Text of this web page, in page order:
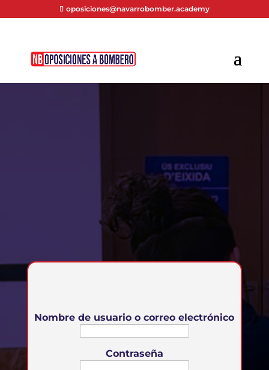
oposiciones@navarrobomber.academy
Nombre de usuario o correo electrónico
Contraseña